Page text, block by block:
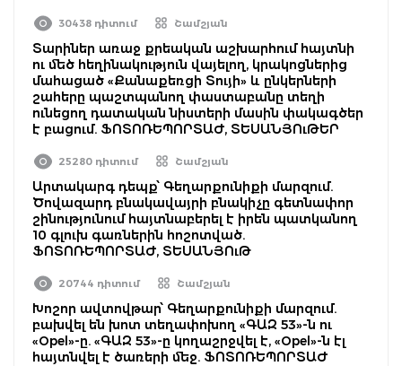
30438 դիտում Շամշյան
Տարիներ առաջ քրեական աշխարհում հայտնի
ու մեծ հեղինակություն վայելող, կրակոցներից
մահացած «Քանաքեռցի Տույի» և ընկերների
շահերը պաշտպանող փաստաբանը տեղի
ունեցող դատական նիստերի մասին փակագծեր
է բացում. ՖՈՏՈՌԵՊՈՐՏԱԺ, ՏԵՍԱՆՅՈւԹԵՐ
25280 դիտում Շամշյան
Արտակարգ դեպք՝ Գեղարքունիքի մարզում.
Ծովազարդ բնակավայրի բնակիչը գետնափոր
շինությունում հայտնաբերել է իրեն պատկանող
10 գլուխ գառներին հոշոտված.
ՖՈՏՈՌԵՊՈՐՏԱԺ, ՏԵՍԱՆՅՈւԹ
20744 դիտում Շամշյան
Խոշոր ավտովթար՝ Գեղարքունիքի մարզում.
բախվել են խոտ տեղափոխող «ԳԱԶ 53»-ն ու
«Opel»-ը. «ԳԱԶ 53»-ը կողաշրջվել է, «Opel»-ն էլ
հայտնվել է ծառերի մեջ. ՖՈՏՈՌԵՊՈՐՏԱԺ